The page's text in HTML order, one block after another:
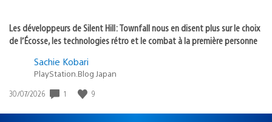
Les développeurs de Silent Hill: Townfall nous en disent plus sur le choix
de l’Écosse, les technologies rétro et le combat à la première personne
Sachie Kobari
PlayStation.Blog Japan
Date
publication
30/07/2026 1 9